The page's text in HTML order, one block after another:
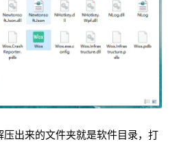
压出来的文件夹就是软件目录，打